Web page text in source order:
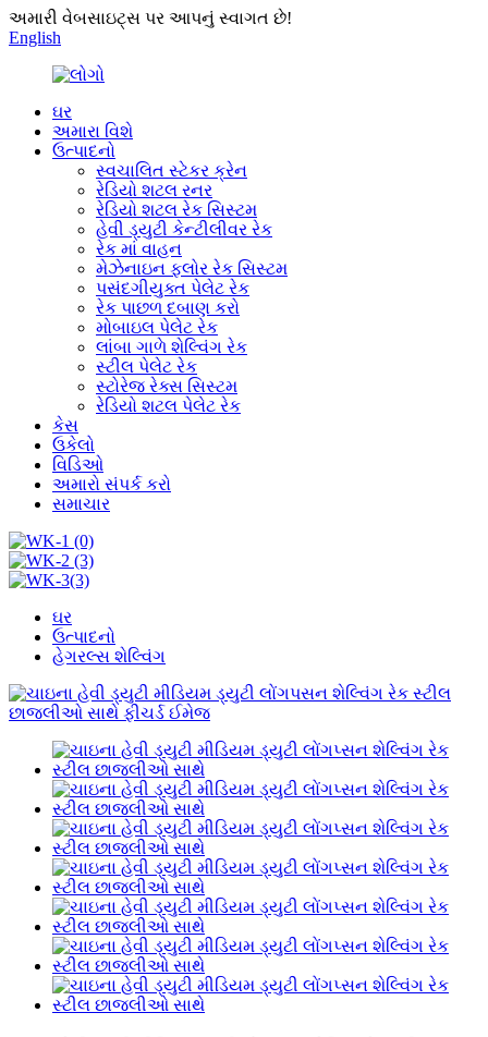
અમારી વેબસાઇટ્સ પર આપનું સ્વાગત છે!
English
ઘર
અમારા વિશે
ઉત્પાદનો
સ્વચાલિત સ્ટેકર ક્રેન
રેડિયો શટલ રનર
રેડિયો શટલ રેક સિસ્ટમ
હેવી ડ્યુટી કેન્ટીલીવર રેક
રેક માં વાહન
મેઝેનાઇન ફ્લોર રેક સિસ્ટમ
પસંદગીયુક્ત પેલેટ રેક
રેક પાછળ દબાણ કરો
મોબાઇલ પેલેટ રેક
લાંબા ગાળે શેલ્વિંગ રેક
સ્ટીલ પેલેટ રેક
સ્ટોરેજ રેક્સ સિસ્ટમ
રેડિયો શટલ પેલેટ રેક
કેસ
ઉકેલો
વિડિઓ
અમારો સંપર્ક કરો
સમાચાર
ઘર
ઉત્પાદનો
હેગરલ્સ શેલ્વિંગ